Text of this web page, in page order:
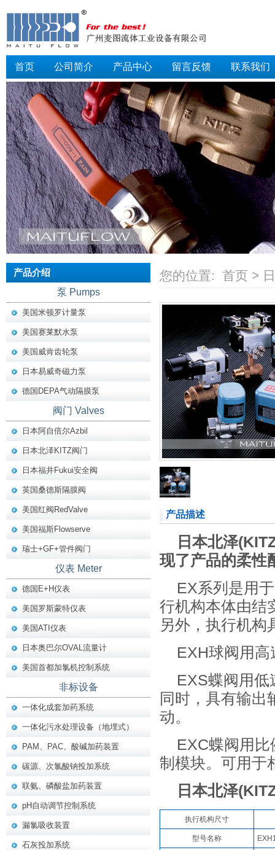
首页 公司简介 产品中心 留言反馈 联系我们
您的位置: 首页 >
产品描述
日本北泽
现了产品的柔性
EX系列是用
行机构本体由结
另外，执行机构
EXH球阀用
EXS蝶阀用低
同时，具有输
动。
EXC蝶阀用
制模块。可用于
日本北泽
执行机构尺寸
型号名称
产品介绍
泵 Pumps
美国米顿罗计量泵
美国赛莱默水泵
美国威肯齿轮泵
日本易威奇磁力泵
德国DEPA气动隔膜泵
阀门 Valves
日本阿自倍尔Azbil
日本北泽KITZ阀门
日本福井Fukui安全阀
英国桑德斯隔膜阀
美国红阀RedValve
美国福斯Flowserve
瑞士+GF+管件阀门
仪表 Meter
德国E+H仪表
美国罗斯蒙特仪表
美国ATI仪表
日本奥巴尔OVAL流量计
美国首都加氯机控制系统
非标设备
一体化成套加药系统
一体化污水处理设备（地埋式）
PAM、PAC、酸碱加药装置
碳源、次氯酸钠投加系统
联氨、磷酸盐加药装置
pH自动调节控制系统
漏氯吸收装置
石灰投加系统